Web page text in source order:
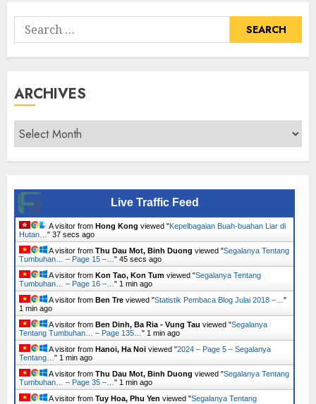
Search
for:
ARCHIVES
Archives
Live Traffic Feed
A visitor from Hong Kong viewed "Kepelbagaian Buah-buahan Liar di
Hutan… " 37 secs ago
A visitor from Thu Dau Mot, Binh Duong viewed "Segalanya Tentang
Tumbuhan… – Page 15 –… " 45 secs ago
A visitor from Kon Tao, Kon Tum viewed "Segalanya Tentang
Tumbuhan… – Page 16 –… " 1 min ago
A visitor from Ben Tre viewed "Statistik Pembaca Blog Julai 2018 –… "
1 min ago
A visitor from Ben Dinh, Ba Ria - Vung Tau viewed "Segalanya
Tentang Tumbuhan… – Page 135… " 1 min ago
A visitor from Hanoi, Ha Noi viewed "2024 – Page 5 – Segalanya
Tentang… " 1 min ago
A visitor from Thu Dau Mot, Binh Duong viewed "Segalanya Tentang
Tumbuhan… – Page 35 –… " 1 min ago
A visitor from Tuy Hoa, Phu Yen viewed "Segalanya Tentang